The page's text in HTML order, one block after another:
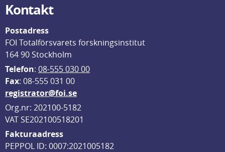
Kontakt
Postadress
FOI Totalförsvarets forskningsinstitut
164 90 Stockholm
Telefon: 08-555 030 00
Fax: 08-555 031 00
registrator@foi.se
Org.nr: 202100-5182
VAT SE202100518201
Fakturaadress
PEPPOL ID: 0007:2021005182